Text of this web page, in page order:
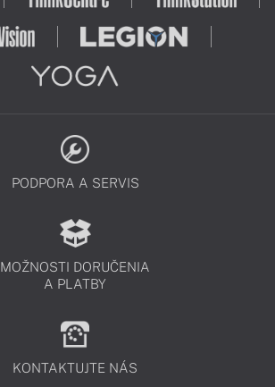
PODPORA A SERVIS
MOŽNOSTI DORUČENIA
A PLATBY
KONTAKTUJTE NÁS